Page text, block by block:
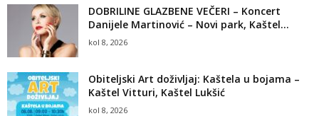
DOBRILINE GLAZBENE VEČERI – Koncert
Danijele Martinović – Novi park, Kaštel...
kol 8, 2026
Obiteljski Art doživljaj: Kaštela u bojama –
Kaštel Vitturi, Kaštel Lukšić
kol 8, 2026